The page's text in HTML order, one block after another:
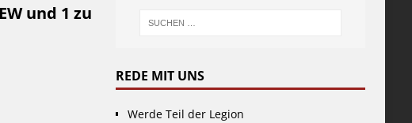
und 1 zu
REDE MIT UNS
Werde Teil der Legion